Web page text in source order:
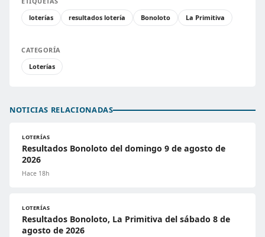
loterías
resultados lotería Bonoloto La Primitiva
CATEGORÍA
Loterías
NOTICIAS RELACIONADAS
LOTERÍAS
Resultados Bonoloto del domingo 9 de agosto de
2026
Hace 18h
LOTERÍAS
Resultados Bonoloto, La Primitiva del sábado 8 de
agosto de 2026